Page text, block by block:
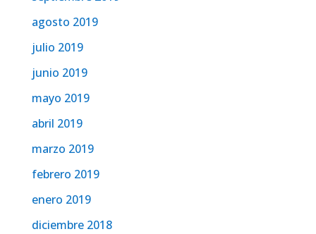
agosto 2019
julio 2019
junio 2019
mayo 2019
abril 2019
marzo 2019
febrero 2019
enero 2019
diciembre 2018